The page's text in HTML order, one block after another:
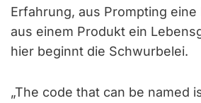
Erfahrung, aus Prompting eine
aus einem Produkt ein
hier beginnt die Schwurbelei.
„The code that can be named